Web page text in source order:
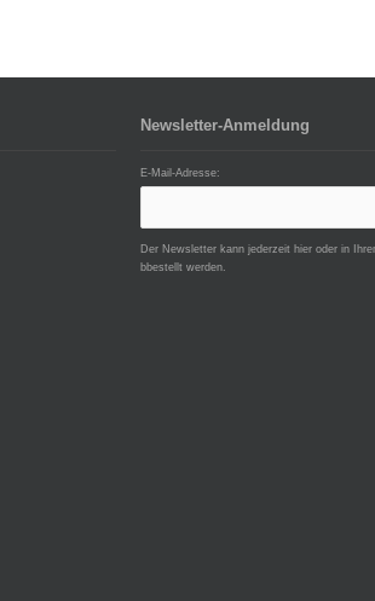
Newsletter-Anmeldung
E-Mail-Adresse:
Der Newsletter kann jederzeit hier oder in
bbestellt werden.